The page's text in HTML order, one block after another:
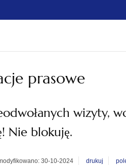
prasowe
wizyty,
Nie blokuję.
30-10-2024 drukuj